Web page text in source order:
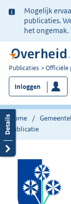
Ter
informatie:
Mogelijk
publicaties.
het ongemak.
U
bent
nu
hier:
Publicaties Officiële
Inloggen
Home
publicatie